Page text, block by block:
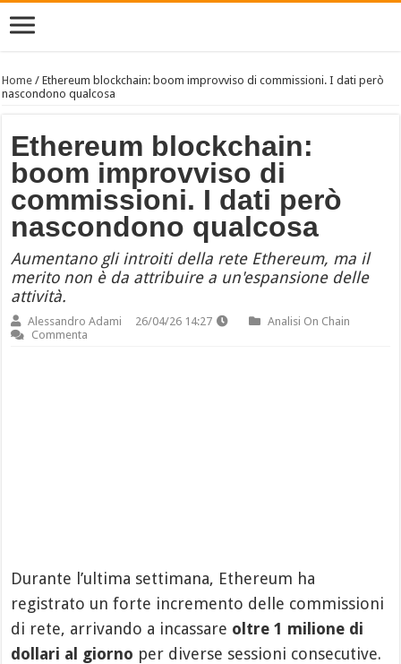
Home /Ethereum blockchain: boom improvviso di commissioni. I dati però
nascondono qualcosa
Ethereum blockchain:
boom improvviso di
commissioni. I dati però
nascondono qualcosa
Aumentano gli introiti della rete Ethereum, ma il
merito non è da attribuire a un'espansione delle
attività.
Alessandro Adami 26/04/26 14:27
Analisi On Chain
Commenta
Durante l’ultima settimana, Ethereum ha
registrato un forte incremento delle commissioni
di rete, arrivando a incassare oltre 1 milione di
dollari al giorno per diverse sessioni consecutive.